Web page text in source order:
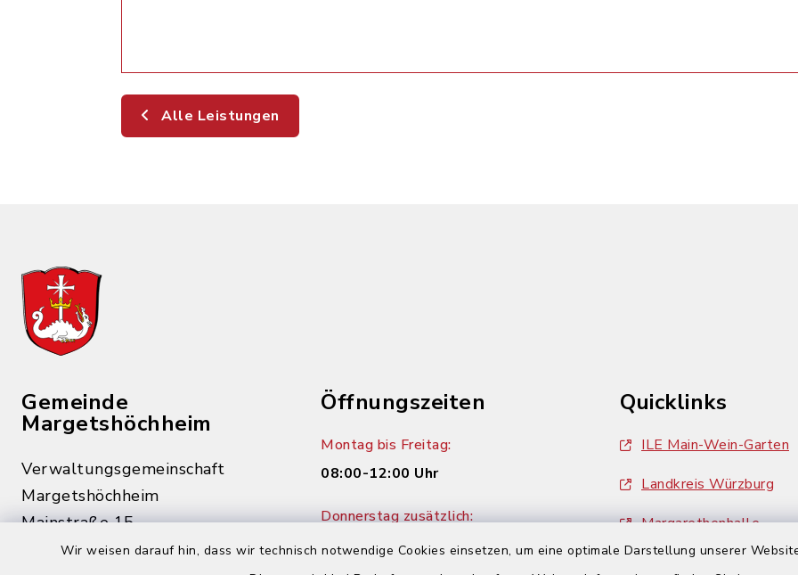
Wir weisen darauf hin, dass wir technisch notwendige Cookies einsetzen, um eine optimale Darstellung unserer
Alle Leistungen
Gemeinde
Margetshöchheim
Verwaltungsgemeinschaft
Margetshöchheim
Mainstraße 15
97276 Margetshöchheim
Öffnungszeiten
Montag bis Freitag:
08:00-12:00 Uhr
Donnerstag zusätzlich:
14:00-18:00 Uhr
Quicklinks
ILE Main-Wein-Garten
Landkreis Würzburg
Margarethenhalle
ZweiUferLand Tourismus